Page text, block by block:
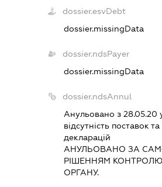
dossier.esvDebt
dossier.missingData
dossier.ndsPayer
dossier.missingData
dossier.ndsAnnul
Анульовано з 28.05.20
вiдсутнiсть поставок
декларацiй
АНУЛЬОВАНО ЗА
РIШЕННЯМ
ОРГАНУ.